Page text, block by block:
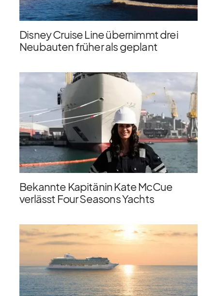
Disney Cruise Line übernimmt drei
Neubauten früher als geplant
Bekannte Kapitänin Kate McCue
verlässt Four Seasons Yachts